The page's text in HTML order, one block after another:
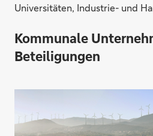
Universitäten, Industrie- und
Kommunale
Beteiligungen